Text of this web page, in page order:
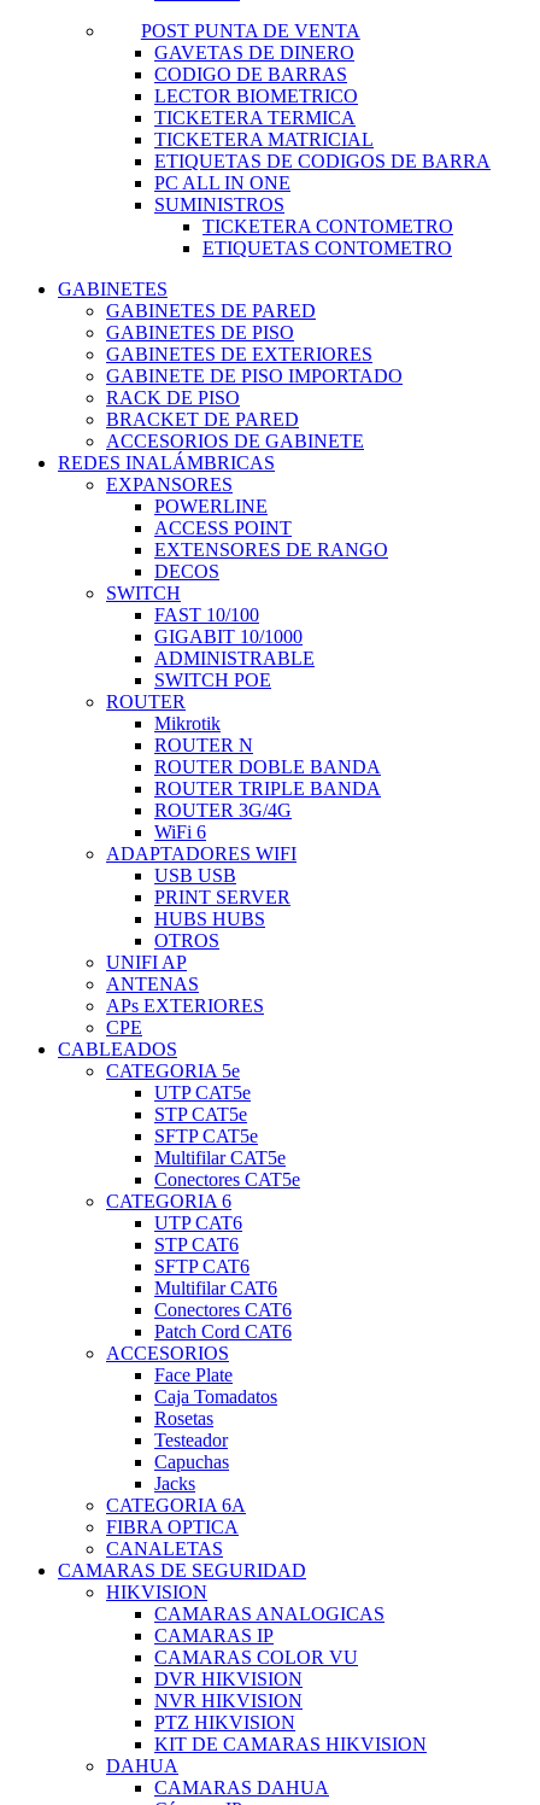
POST PUNTA DE VENTA
GAVETAS DE DINERO
CODIGO DE BARRAS
LECTOR BIOMETRICO
TICKETERA TERMICA
TICKETERA MATRICIAL
ETIQUETAS DE CODIGOS DE BARRA
PC ALL IN ONE
SUMINISTROS
TICKETERA CONTOMETRO
ETIQUETAS CONTOMETRO
GABINETES
GABINETES DE PARED
GABINETES DE PISO
GABINETES DE EXTERIORES
GABINETE DE PISO IMPORTADO
RACK DE PISO
BRACKET DE PARED
ACCESORIOS DE GABINETE
REDES INALÁMBRICAS
EXPANSORES
POWERLINE
ACCESS POINT
EXTENSORES DE RANGO
DECOS
SWITCH
FAST 10/100
GIGABIT 10/1000
ADMINISTRABLE
SWITCH POE
ROUTER
Mikrotik
ROUTER N
ROUTER DOBLE BANDA
ROUTER TRIPLE BANDA
ROUTER 3G/4G
WiFi 6
ADAPTADORES WIFI
USB USB
PRINT SERVER
HUBS HUBS
OTROS
UNIFI AP
ANTENAS
APs EXTERIORES
CPE
CABLEADOS
CATEGORIA 5e
UTP CAT5e
STP CAT5e
SFTP CAT5e
Multifilar CAT5e
Conectores CAT5e
CATEGORIA 6
UTP CAT6
STP CAT6
SFTP CAT6
Multifilar CAT6
Conectores CAT6
Patch Cord CAT6
ACCESORIOS
Face Plate
Caja Tomadatos
Rosetas
Testeador
Capuchas
Jacks
CATEGORIA 6A
FIBRA OPTICA
CANALETAS
CAMARAS DE SEGURIDAD
HIKVISION
CAMARAS ANALOGICAS
CAMARAS IP
CAMARAS COLOR VU
DVR HIKVISION
NVR HIKVISION
PTZ HIKVISION
KIT DE CAMARAS HIKVISION
DAHUA
CAMARAS DAHUA